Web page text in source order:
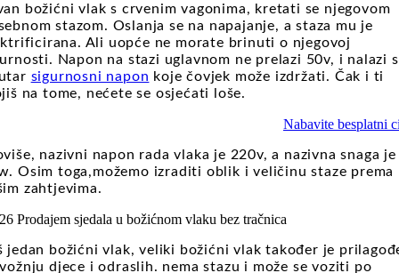
božićni vlak s crvenim vagonima, kretati se njegovom
stazom. Oslanja se na napajanje, a staza mu je
Ali uopće ne morate brinuti o njegovoj
Napon na stazi uglavnom ne prelazi 50v, i nalazi
sigurnosni napon koje čovjek može izdržati. Čak i ti
na tome, nećete se osjećati loše.
Nabavite besplatni
nazivni napon rada vlaka je 220v, a nazivna snaga je
Osim toga,možemo izraditi oblik i veličinu staze prema
zahtjevima.
26 Prodajem sjedala u božićnom vlaku bez tračnica
jedan božićni vlak, veliki božićni vlak također je
djece i odraslih. nema stazu i može se voziti po